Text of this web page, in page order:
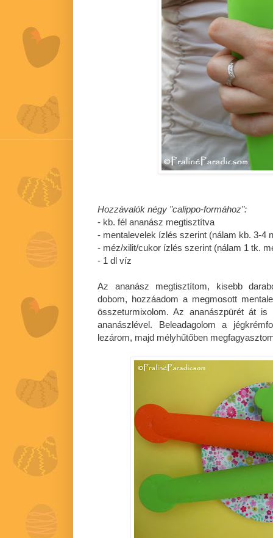
Hozzávalók négy "calippo-formához":
- kb. fél ananász megtisztítva
- mentalevelek ízlés szerint (nálam kb. 3-4
- méz/xilit/cukor ízlés szerint (nálam 1 tk.
- 1 dl víz
Az ananász megtisztítom, kisebb
dobom, hozzáadom a megmosott
összeturmixolom. Az ananászpürét át is
ananászlével. Beleadagolom a
lezárom, majd mélyhűtőben